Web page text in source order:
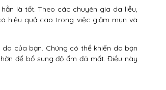
là tốt. Theo các chuyên gia da liễu,
hiệu quả cao trong việc giảm mụn và
của bạn. Chúng có thể khiến da bạn
để bổ sung độ ẩm đã mất. Điều này